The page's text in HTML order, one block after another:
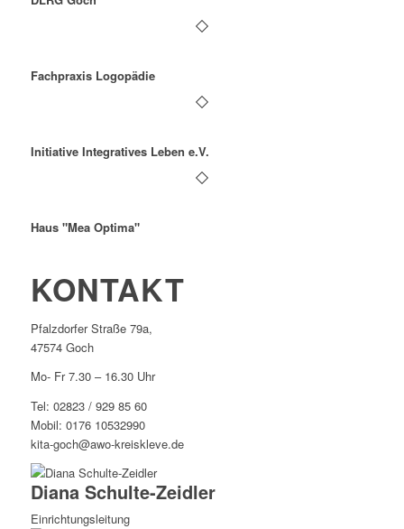
Fachpraxis Logopädie
Initiative Integratives Leben e.V.
Haus "Mea Optima"
KONTAKT
Pfalzdorfer Straße 79a,
47574 Goch
Mo- Fr 7.30 – 16.30 Uhr
Tel: 02823 / 929 85 60
Mobil: 0176 10532990
kita-goch@awo-kreiskleve.de
Diana Schulte-Zeidler
Einrichtungsleitung